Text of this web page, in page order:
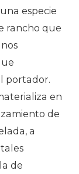
especie
rancho que
portador.
en
de
a
de